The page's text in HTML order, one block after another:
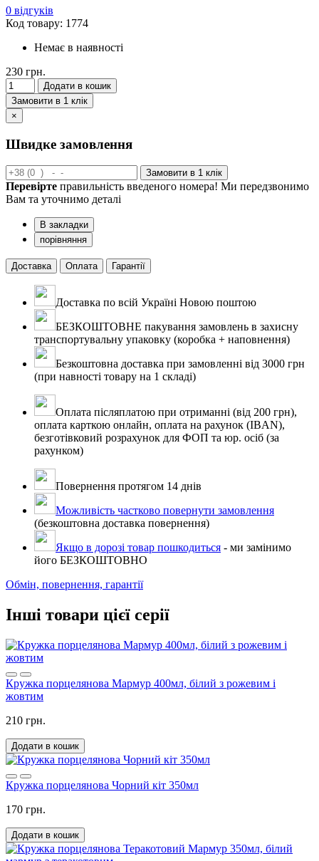
0 відгуків
Код товару: 1774
Немає в наявності
230 грн.
Додати в кошик
Замовити в 1 клік
×
Швидке замовлення
Замовити в 1 клік
Перевірте правильність введеного номера! Ми передзвонимо
Вам та уточнимо деталі
В закладки
порівняння
Доставка Оплата Гарантії
Доставка по всій Україні Новою поштою
БЕЗКОШТОВНЕ пакування замовлень в захисну
транспортувальну упаковку (коробка + наповнення)
Безкоштовна доставка при замовленні від 3000 грн
(при навності товару на 1 складі)
Оплата післяплатою при отриманні (від 200 грн),
оплата карткою онлайн, оплата на рахунок (IBAN),
безготівковий розрахунок для ФОП та юр. осіб (за
рахунком)
Повернення протягом 14 днів
Можливість частково повернути замовлення
(безкоштовна доставка повернення)
Якщо в дорозі товар пошкодиться - ми замінимо
його БЕЗКОШТОВНО
Обмін, повернення, гарантії
Інші товари цієї серії
Кружка порцелянова Мармур 400мл, білий з рожевим і
жовтим
210 грн.
Додати в кошик
Кружка порцелянова Чорний кіт 350мл
170 грн.
Додати в кошик